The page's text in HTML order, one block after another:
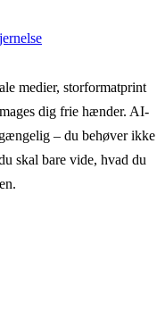
medier, storformatprint
dig frie hænder. AI-
– du behøver ikke
skal bare vide, hvad du